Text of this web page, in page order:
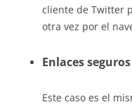
cliente de Twitter
otra vez por el
Enlaces
Este caso es el